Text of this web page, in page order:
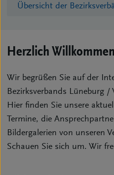
Übersicht der
Herzlich Willkommen
Wir begrüßen Sie auf der
Bezirksverbands Lüneburg /
Hier finden Sie unsere
Termine, die
Bildergalerien von unseren
Schauen Sie sich um. Wir